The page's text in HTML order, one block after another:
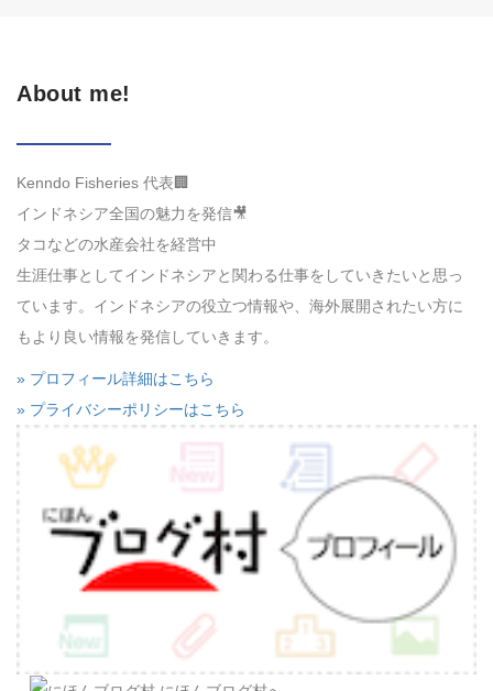
About me!
Kenndo Fisheries 代表🏢
インドネシア全国の魅力を発信🎥
タコなどの水産会社を経営中
生涯仕事としてインドネシアと関わる仕事をしていきたいと思っ
ています。インドネシアの役立つ情報や、海外展開されたい方に
もより良い情報を発信していきます。
» プロフィール詳細はこちら
» プライバシーポリシーはこちら